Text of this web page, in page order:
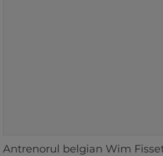
Antrenorul belgian Wim